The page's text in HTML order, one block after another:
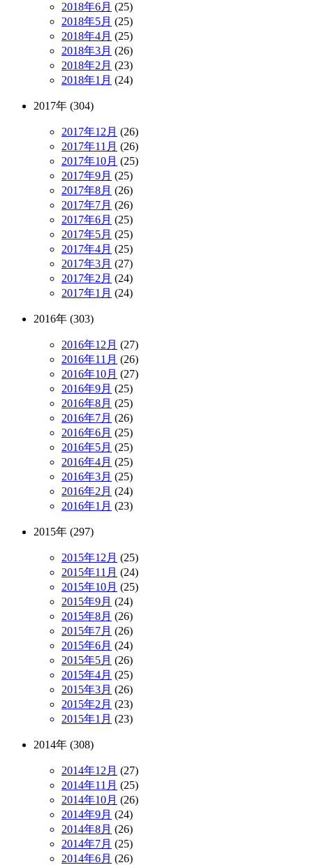
2018年6月 (25)
2018年5月 (25)
2018年4月 (25)
2018年3月 (26)
2018年2月 (23)
2018年1月 (24)
2017年 (304)
2017年12月 (26)
2017年11月 (26)
2017年10月 (25)
2017年9月 (25)
2017年8月 (26)
2017年7月 (26)
2017年6月 (25)
2017年5月 (25)
2017年4月 (25)
2017年3月 (27)
2017年2月 (24)
2017年1月 (24)
2016年 (303)
2016年12月 (27)
2016年11月 (26)
2016年10月 (27)
2016年9月 (25)
2016年8月 (25)
2016年7月 (26)
2016年6月 (25)
2016年5月 (25)
2016年4月 (25)
2016年3月 (25)
2016年2月 (24)
2016年1月 (23)
2015年 (297)
2015年12月 (25)
2015年11月 (24)
2015年10月 (25)
2015年9月 (24)
2015年8月 (26)
2015年7月 (26)
2015年6月 (24)
2015年5月 (26)
2015年4月 (25)
2015年3月 (26)
2015年2月 (23)
2015年1月 (23)
2014年 (308)
2014年12月 (27)
2014年11月 (25)
2014年10月 (26)
2014年9月 (24)
2014年8月 (26)
2014年7月 (25)
2014年6月 (26)